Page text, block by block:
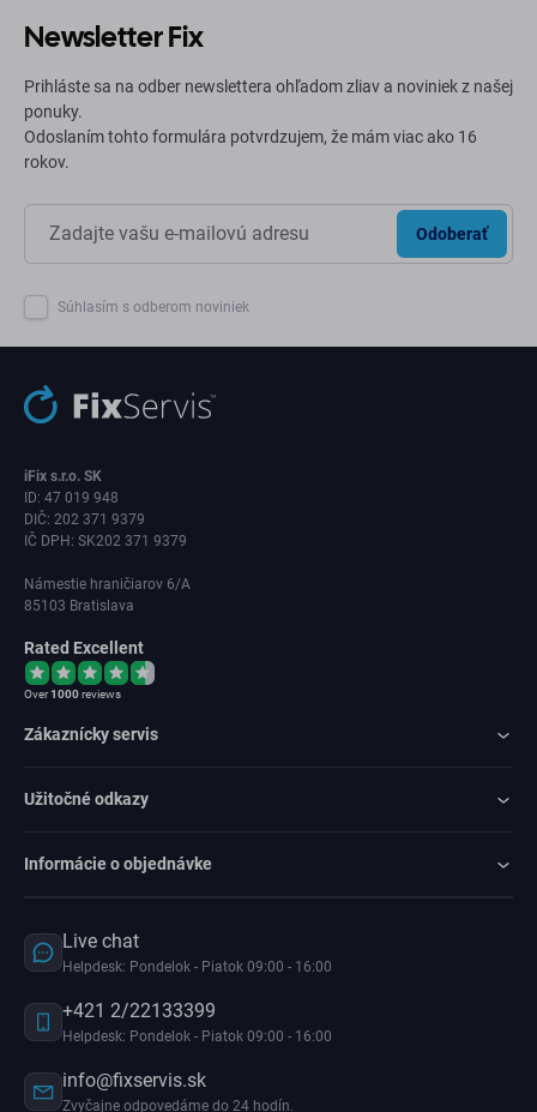
Newsletter Fix
Prihláste sa na odber newslettera ohľadom zliav a noviniek z našej
ponuky.
Odoslaním tohto formulára potvrdzujem, že mám viac ako 16
rokov.
Odoberať
Súhlasím s odberom noviniek
iFix s.r.o. SK
ID: 47 019 948
DIČ: 202 371 9379
IČ DPH: SK202 371 9379
Námestie hraničiarov 6/A
85103 Bratislava
Rated Excellent
Over1000reviews
Zákaznícky servis
Užitočné odkazy
Informácie o objednávke
Live chat
Helpdesk: Pondelok - Piatok 09:00 - 16:00
+421 2/22133399
Helpdesk: Pondelok - Piatok 09:00 - 16:00
info@fixservis.sk
Zvyčajne odpovedáme do 24 hodín.